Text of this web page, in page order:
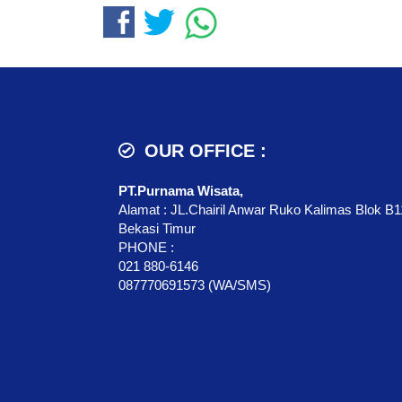
OUR OFFICE :
PT.Purnama Wisata,
Alamat : JL.Chairil Anwar Ruko Kalimas Blok
Bekasi Timur
PHONE :
021 880-6146
087770691573 (WA/SMS)